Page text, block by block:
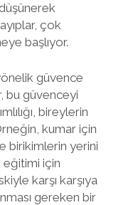
çok
başlıyor.
güvence
bu güvenceyi
bireylerin
kumar için
birikimlerin yerini
eğitimi için
karşı karşıya
gereken bir